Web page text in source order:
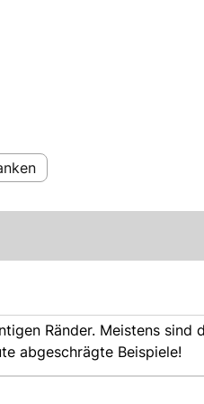
Ränder. Meistens
abgeschrägte Beispiele!